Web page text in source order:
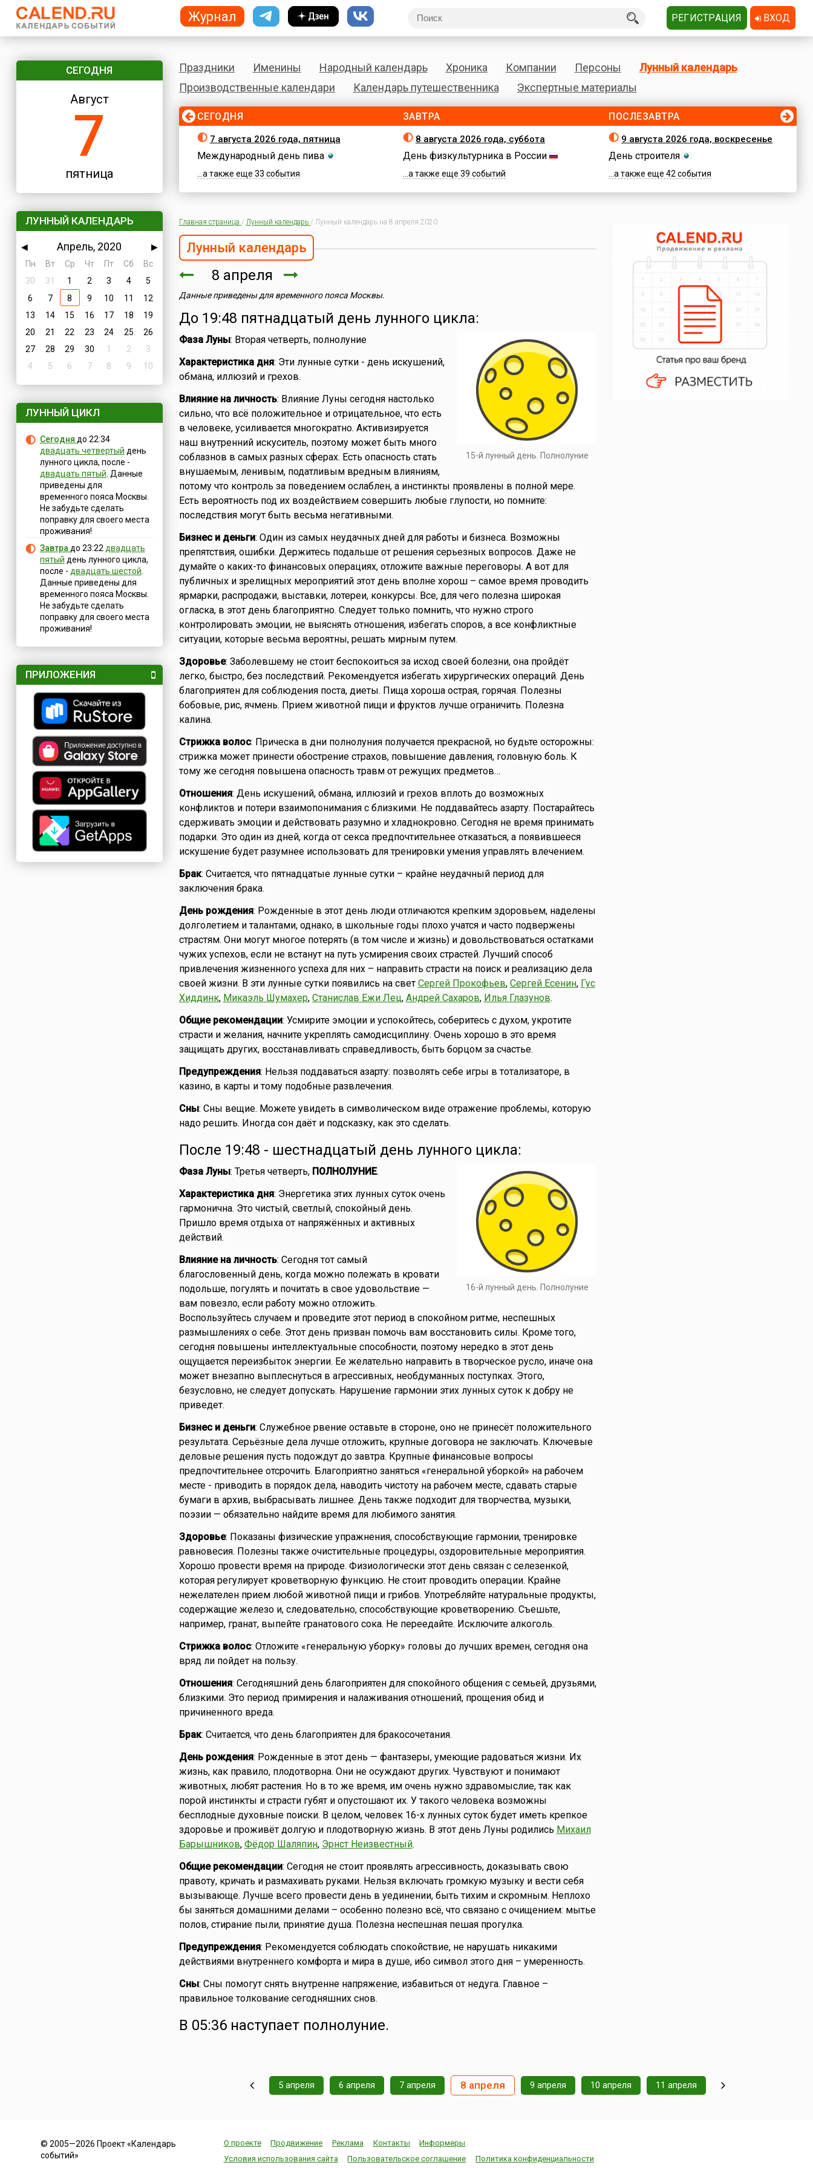
СЕГОДНЯ
Август
7
пятница
ЛУННЫЙ КАЛЕНДАРЬ
◀ Апрель, 2020
▶
Пн
Вт Ср Чт Пт Сб
Вс
30
31 1 2 3 4
5
6
7 8 9 10 11
12
13
14 15 16 17 18
19
20
21 22 23 24 25
26
27
28 29 30 1 2
3
4
5 6 7 8 9 10
ЛУННЫЙ ЦИКЛ
Сегодня до 22:34
двадцать четвертый день
лунного цикла, после -
двадцать пятый . Данные
приведены для
временного пояса Москвы.
Не забудьте сделать
поправку для своего места
проживания!
Завтра до 23:22 двадцать
пятый день лунного цикла,
после - двадцать шестой
Данные приведены для
временного пояса Москвы.
Не забудьте сделать
поправку для своего места
проживания!
ПРИЛОЖЕНИЯ
Праздники Именины Народный календарь Хроника Компании Персоны
Лунный календарь
Производственные календари
Календарь путешественника Экспертные материалы
СЕГОДНЯ
7 августа 2026 года, пятница
Международный день пива
...а также еще 33 события
ЗАВТРА
8 августа 2026 года, суббота
День физкультурника в России
...а также еще 39 событий
ПОСЛЕЗАВТРА
9 августа 2026 года, воскресенье
День строителя
...а также еще 42 события
Главная страница / Лунный календарь / Лунный календарь на 8 апреля 2020
Лунный календарь
8 апреля
Данные приведены для временного пояса Москвы.
До 19:48 пятнадцатый день лунного цикла:
15-й лунный день. Полнолуние
Фаза Луны: Вторая четверть, полнолуние
Характеристика дня: Эти лунные сутки - день искушений,
обмана, иллюзий и грехов.
Влияние на личность: Влияние Луны сегодня настолько
сильно, что всё положительное и отрицательное, что есть
в человеке, усиливается многократно. Активизируется
наш внутренний искуситель, поэтому может быть много
соблазнов в самых разных сферах. Есть опасность стать
внушаемым, ленивым, податливым вредным влияниям,
потому что контроль за поведением ослаблен, а инстинкты проявлены в полной мере.
Есть вероятность под их воздействием совершить любые глупости, но помните:
последствия могут быть весьма негативными.
Бизнес и деньги: Один из самых неудачных дней для работы и бизнеса. Возможны
препятствия, ошибки. Держитесь подальше от решения серьезных вопросов. Даже не
думайте о каких-то финансовых операциях, отложите важные переговоры. А вот для
публичных и зрелищных мероприятий этот день вполне хорош – самое время проводить
ярмарки, распродажи, выставки, лотереи, конкурсы. Все, для чего полезна широкая
огласка, в этот день благоприятно. Следует только помнить, что нужно строго
контролировать эмоции, не выяснять отношения, избегать споров, а все конфликтные
ситуации, которые весьма вероятны, решать мирным путем.
Здоровье: Заболевшему не стоит беспокоиться за исход своей болезни, она пройдёт
легко, быстро, без последствий. Рекомендуется избегать хирургических операций. День
благоприятен для соблюдения поста, диеты. Пища хороша острая, горячая. Полезны
бобовые, рис, ячмень. Прием животной пищи и фруктов лучше ограничить. Полезна
калина.
Стрижка волос: Прическа в дни полнолуния получается прекрасной, но будьте осторожны:
стрижка может принести обострение страхов, повышение давления, головную боль. К
тому же сегодня повышена опасность травм от режущих предметов…
Отношения: День искушений, обмана, иллюзий и грехов вплоть до возможных
конфликтов и потери взаимопонимания с близкими. Не поддавайтесь азарту. Постарайтесь
сдерживать эмоции и действовать разумно и хладнокровно. Сегодня не время принимать
подарки. Это один из дней, когда от секса предпочтительнее отказаться, а появившееся
искушение будет разумнее использовать для тренировки умения управлять влечением.
Брак: Считается, что пятнадцатые лунные сутки – крайне неудачный период для
заключения брака.
День рождения: Рожденные в этот день люди отличаются крепким здоровьем, наделены
долголетием и талантами, однако, в школьные годы плохо учатся и часто подвержены
страстям. Они могут многое потерять (в том числе и жизнь) и довольствоваться остатками
чужих успехов, если не встанут на путь усмирения своих страстей. Лучший способ
привлечения жизненного успеха для них – направить страсти на поиск и реализацию дела
своей жизни. В эти лунные сутки появились на свет Сергей Прокофьев, Сергей Есенин, Гус
Хиддинк, Микаэль Шумахер, Станислав Ежи Лец, Андрей Сахаров, Илья Глазунов.
Общие рекомендации: Усмирите эмоции и успокойтесь, соберитесь с духом, укротите
страсти и желания, начните укреплять самодисциплину. Очень хорошо в это время
защищать других, восстанавливать справедливость, быть борцом за счастье.
Предупреждения: Нельзя поддаваться азарту: позволять себе игры в тотализаторе, в
казино, в карты и тому подобные развлечения.
Сны: Сны вещие. Можете увидеть в символическом виде отражение проблемы, которую
надо решить. Иногда сон даёт и подсказку, как это сделать.
После 19:48 - шестнадцатый день лунного цикла:
16-й лунный день. Полнолуние
Фаза Луны: Третья четверть, ПОЛНОЛУНИЕ.
Характеристика дня: Энергетика этих лунных суток очень
гармонична. Это чистый, светлый, спокойный день.
Пришло время отдыха от напряжённых и активных
действий.
Влияние на личность: Сегодня тот самый
благословенный день, когда можно полежать в кровати
подольше, погулять и почитать в свое удовольствие —
вам повезло, если работу можно отложить.
Воспользуйтесь случаем и проведите этот период в спокойном ритме, неспешных
размышлениях о себе. Этот день призван помочь вам восстановить силы. Кроме того,
сегодня повышены интеллектуальные способности, поэтому нередко в этот день
ощущается переизбыток энергии. Ее желательно направить в творческое русло, иначе она
может внезапно выплеснуться в агрессивных, необдуманных поступках. Этого,
безусловно, не следует допускать. Нарушение гармонии этих лунных суток к добру не
приведет.
Бизнес и деньги: Служебное рвение оставьте в стороне, оно не принесёт положительного
результата. Серьёзные дела лучше отложить, крупные договора не заключать. Ключевые
деловые решения пусть подождут до завтра. Крупные финансовые вопросы
предпочтительнее отсрочить. Благоприятно заняться «генеральной уборкой» на рабочем
месте - приводить в порядок дела, наводить чистоту на рабочем месте, сдавать старые
бумаги в архив, выбрасывать лишнее. День также подходит для творчества, музыки,
поэзии — обязательно найдите время для любимого занятия.
Здоровье: Показаны физические упражнения, способствующие гармонии, тренировке
равновесия. Полезны также очистительные процедуры, оздоровительные мероприятия.
Хорошо провести время на природе. Физиологически этот день связан с селезенкой,
которая регулирует кроветворную функцию. Не стоит проводить операции. Крайне
нежелателен прием любой животной пищи и грибов. Употребляйте натуральные продукты,
содержащие железо и, следовательно, способствующие кроветворению. Съешьте,
например, гранат, выпейте гранатового сока. Не переедайте. Исключите алкоголь.
Стрижка волос: Отложите «генеральную уборку» головы до лучших времен, сегодня она
вряд ли пойдет на пользу.
Отношения: Сегодняшний день благоприятен для спокойного общения с семьей, друзьями,
близкими. Это период примирения и налаживания отношений, прощения обид и
причиненного вреда.
Брак: Считается, что день благоприятен для бракосочетания.
День рождения: Рожденные в этот день — фантазеры, умеющие радоваться жизни. Их
жизнь, как правило, плодотворна. Они не осуждают других. Чувствуют и понимают
животных, любят растения. Но в то же время, им очень нужно здравомыслие, так как
порой инстинкты и страсти губят и опустошают их. У такого человека возможны
бесплодные духовные поиски. В целом, человек 16-х лунных суток будет иметь крепкое
здоровье и проживёт долгую и плодотворную жизнь. В этот день Луны родились Михаил
Барышников, Фёдор Шаляпин, Эрнст Неизвестный.
Общие рекомендации: Сегодня не стоит проявлять агрессивность, доказывать свою
правоту, кричать и размахивать руками. Нельзя включать громкую музыку и вести себя
вызывающе. Лучше всего провести день в уединении, быть тихим и скромным. Неплохо
бы заняться домашними делами – особенно полезно всё, что связано с очищением: мытье
полов, стирание пыли, принятие душа. Полезна неспешная пешая прогулка.
Предупреждения: Рекомендуется соблюдать спокойствие, не нарушать никакими
действиями внутреннего комфорта и мира в душе, ибо символ этого дня – умеренность.
Сны: Сны помогут снять внутренне напряжение, избавиться от недуга. Главное –
правильное толкование сегодняшних снов.
В 05:36 наступает полнолуние.
5 апреля 6 апреля 7 апреля 8 апреля 9 апреля 10 апреля 11 апреля
© 2005—2026 Проект «Календарь
событий»
О проекте Продвижение Реклама Контакты
Информеры
Условия использования сайта
Пользовательское соглашение Политика конфиденциальности
Журнал РЕГИСТРАЦИЯ ВХОД